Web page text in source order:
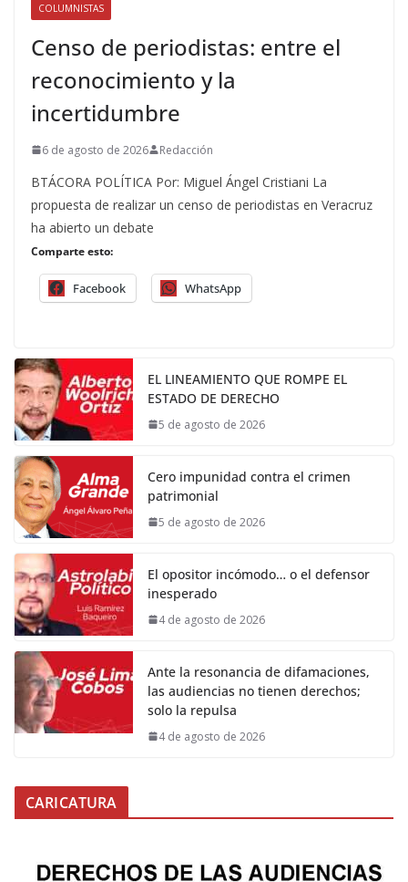
COLUMNISTAS
Censo de periodistas: entre el
reconocimiento y la
incertidumbre
6 de agosto de 2026 Redacción
BTÁCORA POLÍTICA Por: Miguel Ángel Cristiani La
propuesta de realizar un censo de periodistas en Veracruz
ha abierto un debate
Comparte esto:
Facebook WhatsApp
EL LINEAMIENTO QUE ROMPE EL
ESTADO DE DERECHO
5 de agosto de 2026
Cero impunidad contra el crimen
patrimonial
5 de agosto de 2026
El opositor incómodo… o el defensor
inesperado
4 de agosto de 2026
Ante la resonancia de difamaciones,
las audiencias no tienen derechos;
solo la repulsa
4 de agosto de 2026
CARICATURA